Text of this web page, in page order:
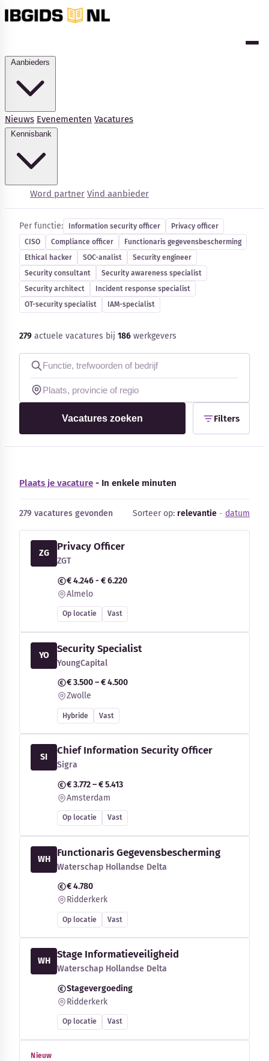
Nieuws Evenementen Vacatures
Word partner Vind aanbieder
Kennisbank
Blog
Bedrijfsupdates
Externe bronnen
Woordenboek
Auteurs
Cybersecurity-vacatures
Per functie: Information security officer
Privacy officer
CISO
Compliance officer
Functionaris gegevensbescherming
Ethical hacker
SOC-analist
Security engineer
Security consultant
Security awareness specialist
Security architect
Incident response specialist
OT-security specialist
IAM-specialist
279 actuele vacatures bij 186 werkgevers
Vacatures zoeken Filters
Plaats je vacature - In enkele minuten
279 vacatures gevonden Sorteer op: relevantie - datum
ZG
Privacy Officer
ZGT
€ 4.246 - € 6.220
Almelo
Op locatie Vast
YO
Security Specialist
YoungCapital
€ 3.500 – € 4.500
Zwolle
Hybride Vast
SI
Chief Information Security Officer
Sigra
€ 3.772 – € 5.413
Amsterdam
Op locatie Vast
WH
Functionaris Gegevensbescherming
Waterschap Hollandse Delta
€ 4.780
Ridderkerk
Op locatie Vast
WH
Stage Informatieveiligheid
Waterschap Hollandse Delta
Stagevergoeding
Ridderkerk
Op locatie Vast
Nieuw